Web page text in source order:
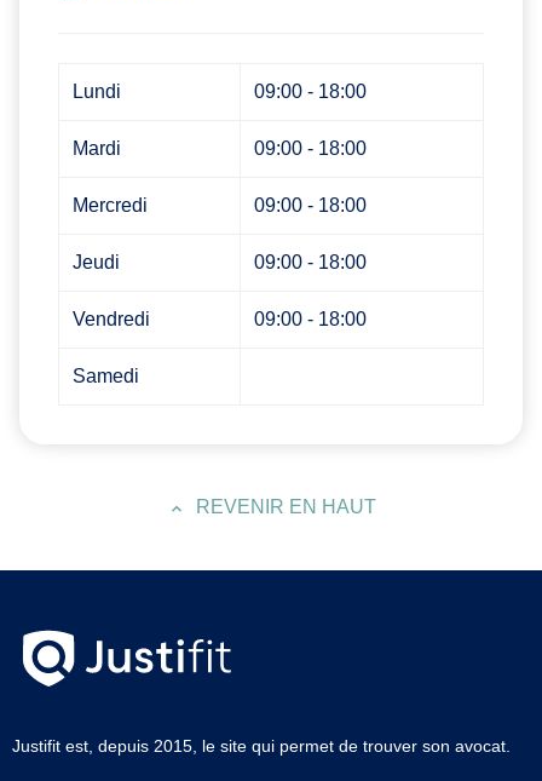
Lundi 09:00 - 18:00
Mardi 09:00 - 18:00
Mercredi 09:00 - 18:00
Jeudi 09:00 - 18:00
Vendredi 09:00 - 18:00
Samedi
REVENIR EN HAUT
Justifit est, depuis 2015, le site qui permet de trouver son avocat.